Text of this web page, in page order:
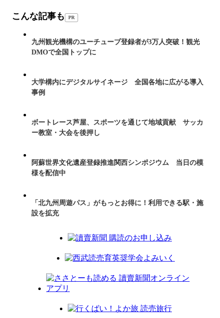
こんな記事も PR
九州観光機構のユーチューブ登録者が3万人突破！観光
DMOで全国トップに
大学構内にデジタルサイネージ 全国各地に広がる導入
事例
ボートレース芦屋、スポーツを通じて地域貢献 サッカ
ー教室・大会を後押し
阿蘇世界文化遺産登録推進関西シンポジウム 当日の模
様を配信中
「北九州周遊パス」がもっとお得に！利用できる駅・施
設を拡充